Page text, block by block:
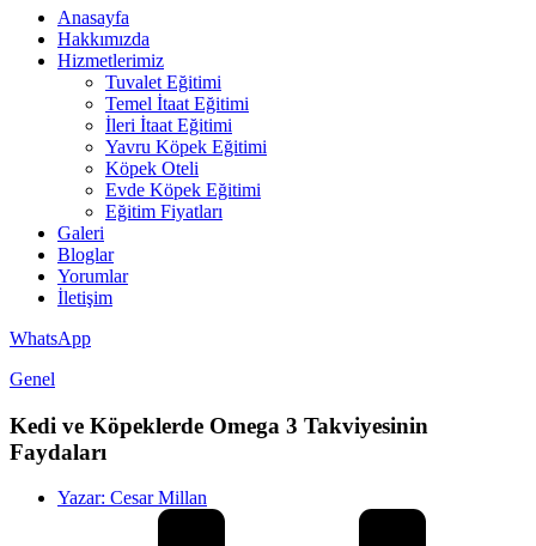
Anasayfa
Hakkımızda
Hizmetlerimiz
Tuvalet Eğitimi
Temel İtaat Eğitimi
İleri İtaat Eğitimi
Yavru Köpek Eğitimi
Köpek Oteli
Evde Köpek Eğitimi
Eğitim Fiyatları
Galeri
Bloglar
Yorumlar
İletişim
WhatsApp
Genel
Kedi ve Köpeklerde Omega 3 Takviyesinin
Faydaları
Yazar: Cesar Millan